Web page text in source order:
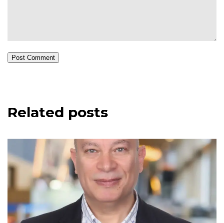
Post Comment
Related posts